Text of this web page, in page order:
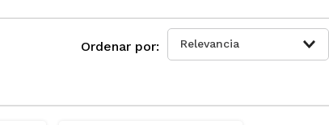
Relevancia